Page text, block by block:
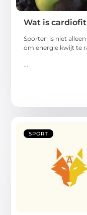
Wat is
Sporten is niet
om energie kwijt te
SPORT